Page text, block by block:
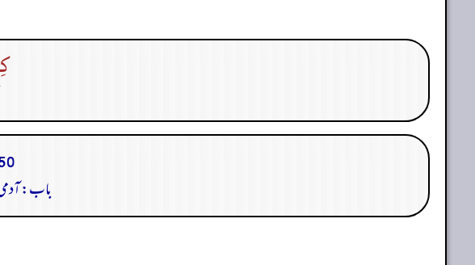
50. باب
باب: